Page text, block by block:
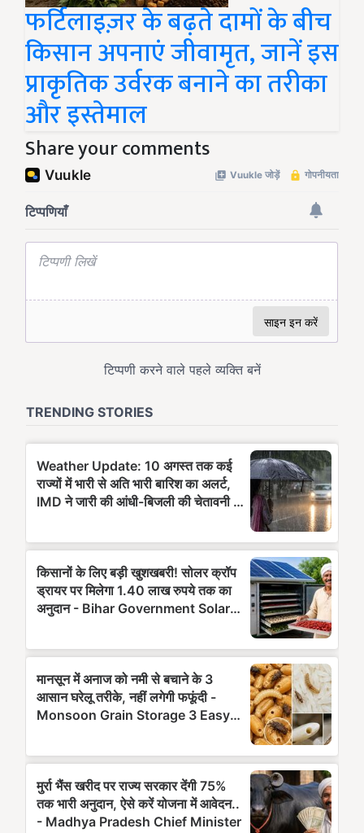
फर्टिलाइज़र के बढ़ते दामों के बीच
किसान अपनाएं जीवामृत, जानें इस
प्राकृतिक उर्वरक बनाने का तरीका
और इस्तेमाल
Share your comments